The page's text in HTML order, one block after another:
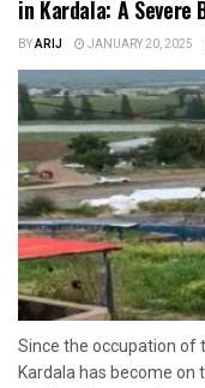
in Kardala: A Severe
BYARIJ JANUARY 20, 2025
Since the occupation of
Kardala has become